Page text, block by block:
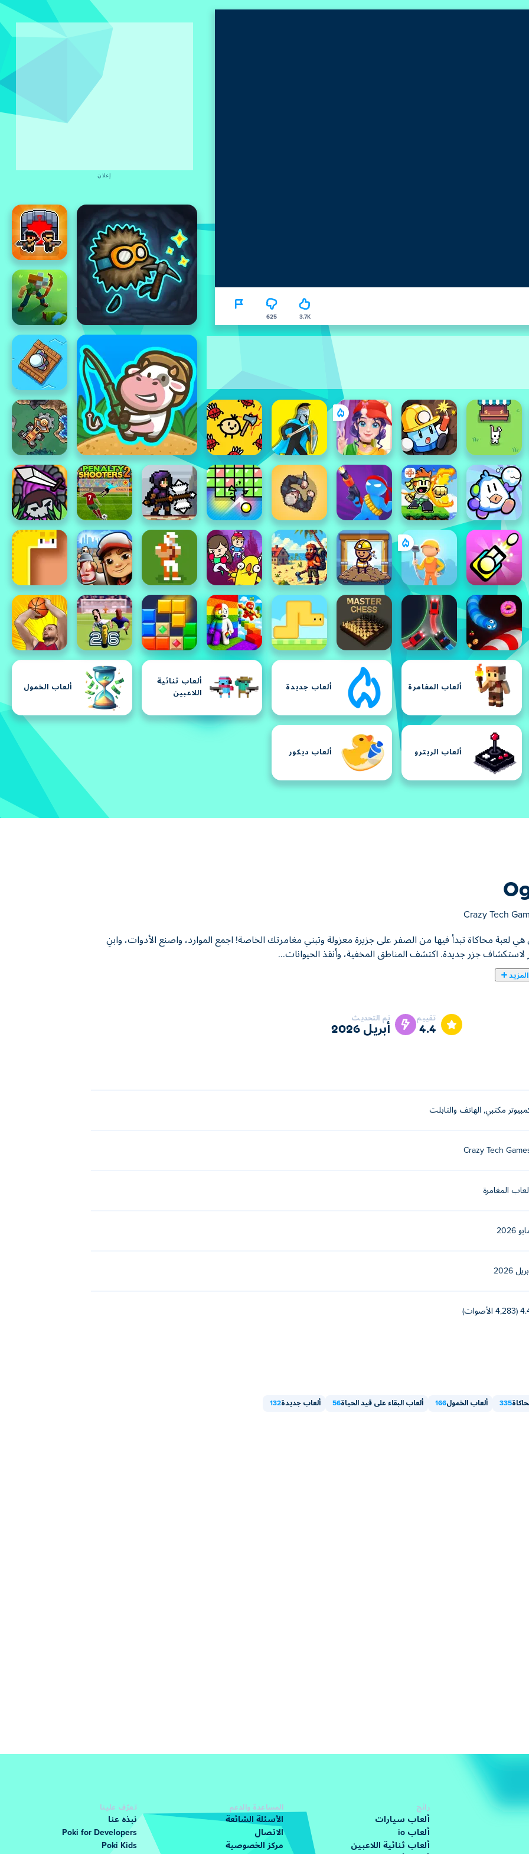
3.7K
625
ألعاب المغامرة ألعاب جديدة
ألعاب ثنائية
اللاعبين
ألعاب الخمول
ألعاب الريترو ألعاب ديكور
إعلان
Crazy Tech
لعبة محاكاة تبدأ فيها من الصفر على جزيرة معزولة وتبني مغامرتك الخاصة! اجمع الموارد، واصنع الأدوات، وابنِ
لاستكشاف جزر جديدة. اكتشف المناطق المخفية، وأنقذ الحيوانات...
معزولة وتبني مغامرتك الخاصة! اجمع الموارد، واصنع الأدوات، وابنِ الجسور لاستكشاف جزر جديدة. اكتشف
تقييم
4.4
تم التحديث
أبريل 2026
مكتبي, الهاتف والتابلت
Crazy Tech
ألعاب المغامرة
2026
أبريل 2026
الأصوات)
335 ألعاب الخمول166 ألعاب البقاء على قيد الحياة56 ألعاب جديدة132
رائج
ألعاب سيارات
ألعاب io
ألعاب ثنائية اللاعبين
المساعدة والدعم
الأسئلة الشائعة
الاتصال
مركز الخصوصية
تعرّف علينا
نبذه عنا
Poki for Developers
Poki Kids